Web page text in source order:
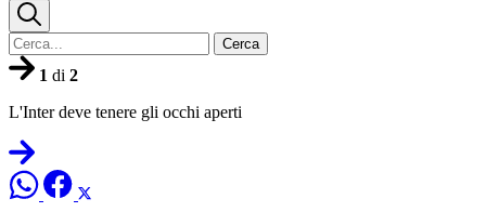
Cerca
1 di 2
L'Inter deve tenere gli occhi aperti